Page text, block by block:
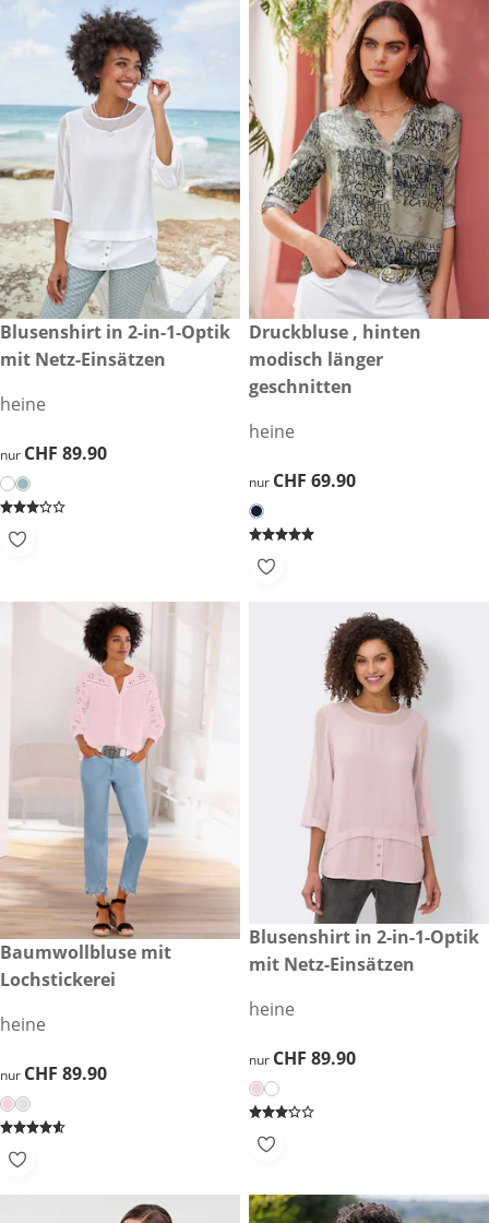
CHF 89.90
Blusenshirt in 2-in-1-Optik
mit Netz-Einsätzen
heine
CHF 89.90
nur CHF 89.90
CHF 69.90
Druckbluse , hinten
modisch länger
geschnitten
heine
CHF 69.90
nur CHF 69.90
CHF 89.90
Baumwollbluse mit
Lochstickerei
heine
CHF 89.90
nur CHF 89.90
CHF 89.90
Blusenshirt in 2-in-1-Optik
mit Netz-Einsätzen
heine
CHF 89.90
nur CHF 89.90